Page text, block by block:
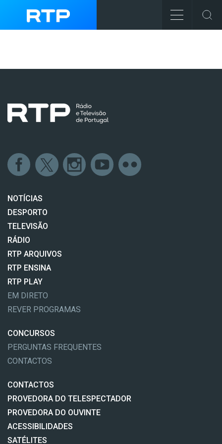
NOTÍCIAS
DESPORTO
TELEVISÃO
RÁDIO
RTP ARQUIVOS
RTP ENSINA
RTP PLAY
EM DIRETO
REVER PROGRAMAS
CONCURSOS
PERGUNTAS FREQUENTES
CONTACTOS
CONTACTOS
PROVEDORA DO TELESPECTADOR
PROVEDORA DO OUVINTE
ACESSIBILIDADES
SATÉLITES